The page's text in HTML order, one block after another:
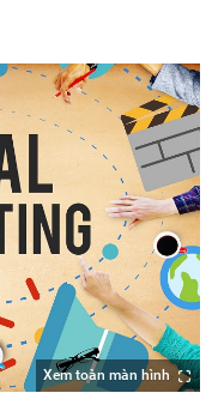
Xem toàn màn hình